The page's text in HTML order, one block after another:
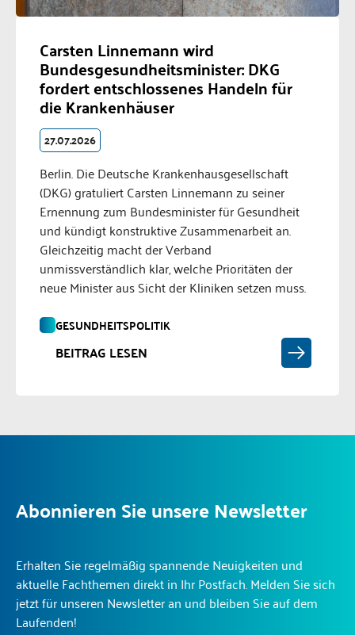
Carsten Linnemann wird
Bundesgesundheitsminister: DKG
fordert entschlossenes Handeln für
die Krankenhäuser
27.07.2026
Berlin. Die Deutsche Krankenhausgesellschaft
(DKG) gratuliert Carsten Linnemann zu seiner
Ernennung zum Bundesminister für Gesundheit
und kündigt konstruktive Zusammenarbeit an.
Gleichzeitig macht der Verband
unmissverständlich klar, welche Prioritäten der
neue Minister aus Sicht der Kliniken setzen muss.
GESUNDHEITSPOLITIK
BEITRAG LESEN
Abonnieren Sie unsere Newsletter
Erhalten Sie regelmäßig spannende Neuigkeiten und
aktuelle Fachthemen direkt in Ihr Postfach. Melden Sie sich
jetzt für unseren Newsletter an und bleiben Sie auf dem
Laufenden!